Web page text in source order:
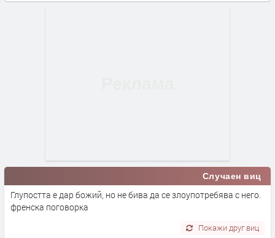
Случаен виц
Глупостта е дар божий, но не бива да се злоупотребява с него.
френска поговорка
Покажи друг виц